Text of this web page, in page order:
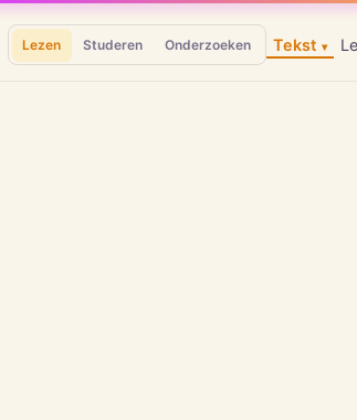
Lezen Studeren Onderzoeken Tekst ▾